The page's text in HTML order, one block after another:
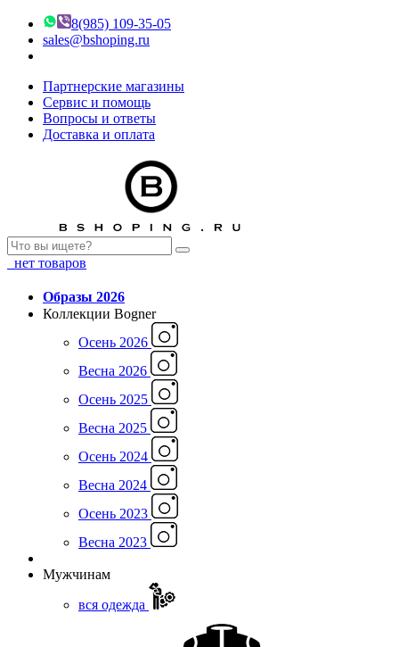
8(985) 109-35-05
sales@bshoping.ru
Партнерские магазины
Сервис и помощь
Вопросы и ответы
Доставка и оплата
нет товаров
Образы 2026
Коллекции Bogner
Осень 2026
Весна 2026
Осень 2025
Весна 2025
Осень 2024
Весна 2024
Осень 2023
Весна 2023
Мужчинам
вся одежда